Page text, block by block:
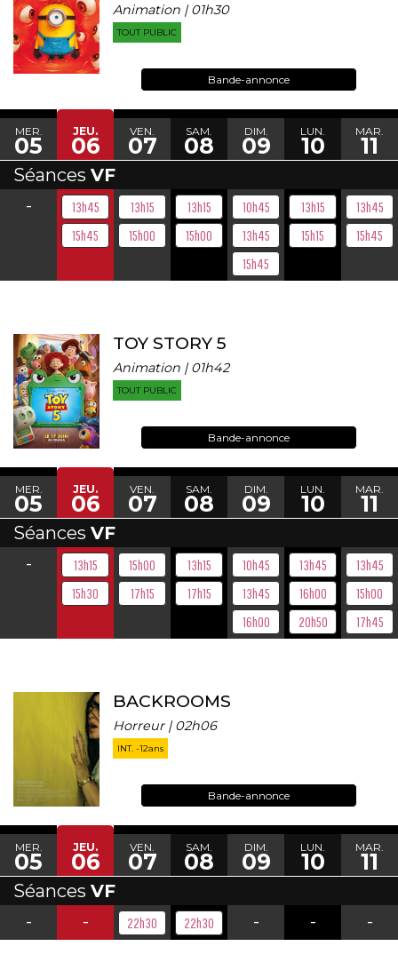
Animation | 01h30
TOUT PUBLIC
Bande-annonce
MER.
05
JEU.
06
VEN.
07
SAM.
08
DIM.
09
LUN.
10
MAR.
11
Séances VF
-
13h45
15h45
13h15
15h00
13h15
15h00
10h45
13h45
15h45
13h15
15h15
13h45
15h45
TOY STORY 5
Animation | 01h42
TOUT PUBLIC
Bande-annonce
MER.
05
JEU.
06
VEN.
07
SAM.
08
DIM.
09
LUN.
10
MAR.
11
Séances VF
-
13h15
15h30
15h00
17h15
13h15
17h15
10h45
13h45
16h00
13h45
16h00
20h50
13h45
15h00
17h45
BACKROOMS
Horreur | 02h06
INT. -12ans
Bande-annonce
MER.
05
JEU.
06
VEN.
07
SAM.
08
DIM.
09
LUN.
10
MAR.
11
Séances VF
-
- 22h30 22h30 - - -